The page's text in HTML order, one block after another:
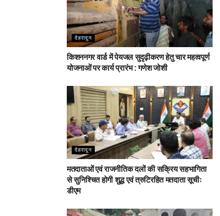
देहरादून
किशननगर वार्ड में पेयजल सुदृढ़ीकरण हेतु चार महत्वपूर्ण
योजनाओं पर कार्य प्रारंभ : गणेश जोशी
देहरादून
मतदाताओं एवं राजनीतिक दलों की सक्रिय सहभागिता
से सुनिश्चित होगी शुद्ध एवं त्रुटिरहित मतदाता सूचीः
डीएम